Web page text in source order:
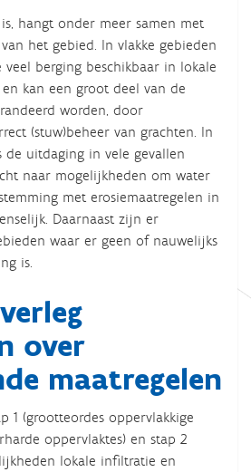
hangt onder meer samen met
het gebied. In vlakke gebieden
veel berging beschikbaar in lokale
kan een groot deel van de
worden, door
(stuw)beheer van grachten. In
de uitdaging in vele gevallen
naar mogelijkheden om water
met erosiemaatregelen in
Daarnaast zijn er
waar er geen of nauwelijks
is.
over
maatregelen
1 (grootteordes oppervlakkige
oppervlaktes) en stap 2
lokale infiltratie en